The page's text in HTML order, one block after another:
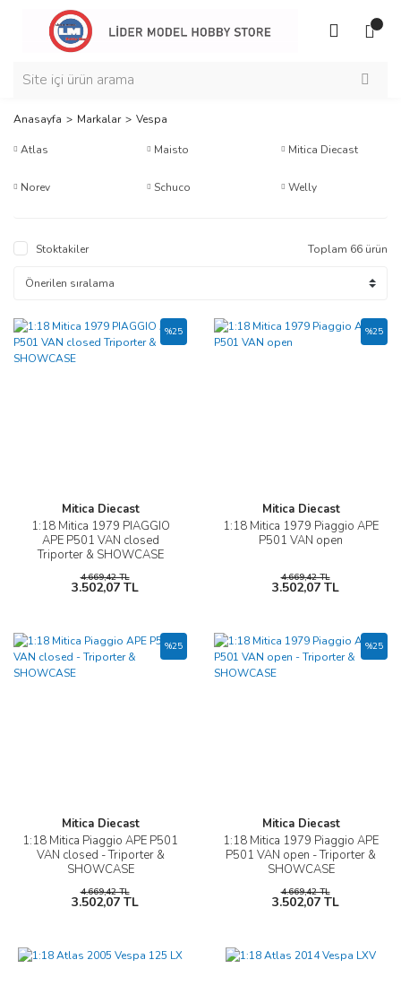
Anasayfa Markalar Vespa
Atlas Maisto Mitica Diecast
Norev Schuco Welly
Stoktakiler Toplam 66 ürün
Mitica Diecast
1:18 Mitica 1979 PIAGGIO
APE P501 VAN closed
Triporter & SHOWCASE
%25
4.669,42 TL
3.502,07 TL
Mitica Diecast
1:18 Mitica 1979 Piaggio APE
P501 VAN open
%25
4.669,42 TL
3.502,07 TL
Mitica Diecast
1:18 Mitica Piaggio APE P501
VAN closed - Triporter &
SHOWCASE
%25
4.669,42 TL
3.502,07 TL
Mitica Diecast
1:18 Mitica 1979 Piaggio APE
P501 VAN open - Triporter &
SHOWCASE
%25
4.669,42 TL
3.502,07 TL